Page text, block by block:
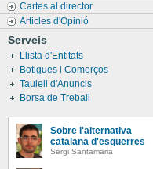
Cartes al director
Articles d'Opinió
Serveis
Llista d'Entitats
Botigues i Comerços
Taulell d'Anuncis
Borsa de Treball
Sobre l'alternativa
catalana d'esquerres
Sergi Santamaria